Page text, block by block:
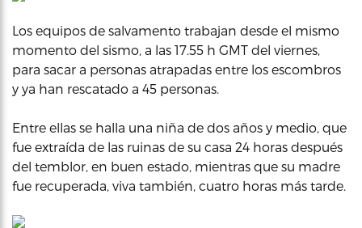
Los equipos de salvamento trabajan desde el mismo
momento del sismo, a las 17.55 h GMT del viernes,
para sacar a personas atrapadas entre los escombros
y ya han rescatado a 45 personas.
Entre ellas se halla una niña de dos años y medio, que
fue extraída de las ruinas de su casa 24 horas después
del temblor, en buen estado, mientras que su madre
fue recuperada, viva también, cuatro horas más tarde.